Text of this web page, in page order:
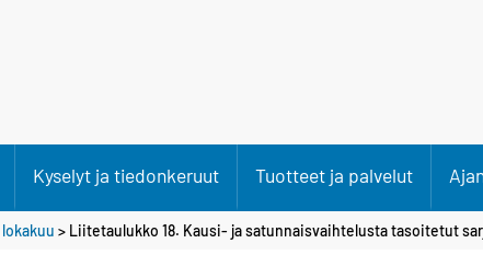
Kyselyt ja tiedonkeruut Tuotteet ja palvelut
lokakuu > Liitetaulukko 18. Kausi- ja satunnaisvaihtelusta tasoitetut